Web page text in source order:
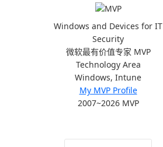
Windows and Devices for IT
Security
微软最有价值专家 MVP
Technology Area
Windows, Intune
My MVP Profile
2007~2026 MVP